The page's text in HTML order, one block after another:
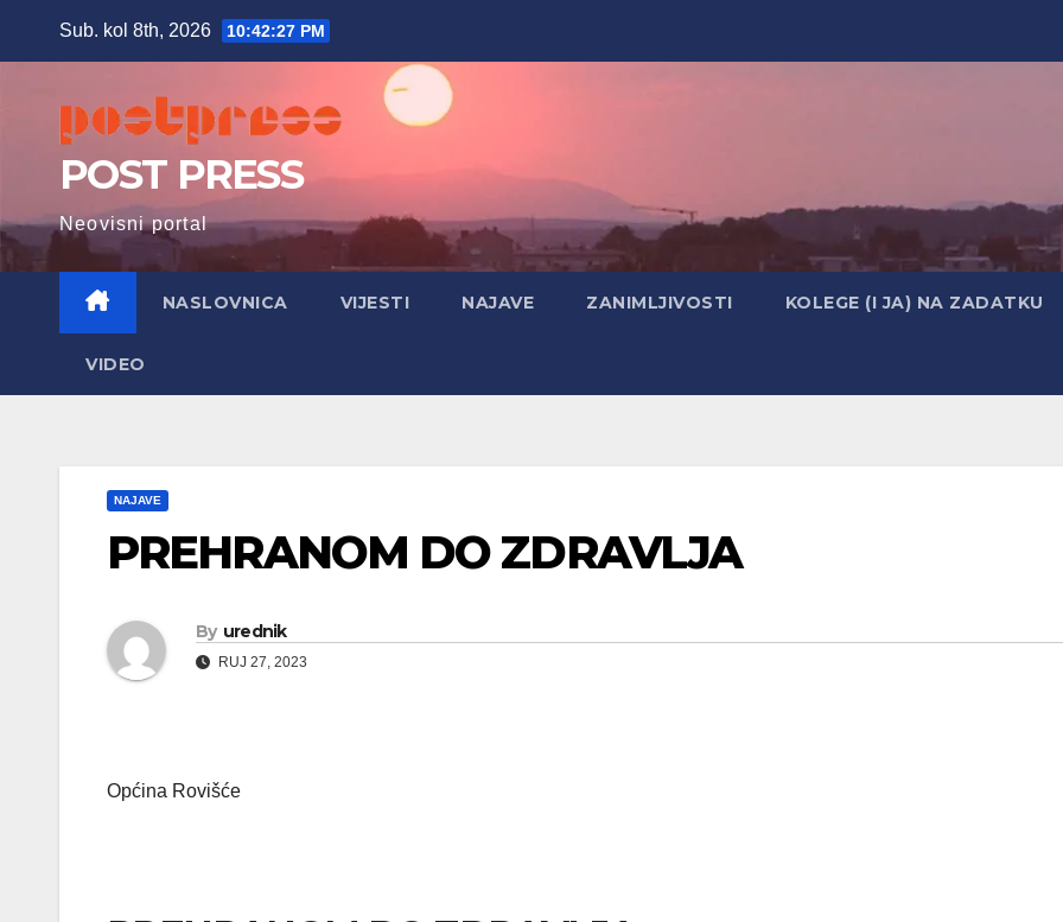
Sub. kol 8th, 2026 10:42:28 PM
POST PRESS
Neovisni portal
NASLOVNICA VIJESTI NAJAVE ZANIMLJIVOSTI KOLEGE (I JA) NA ZADATKU
VIDEO
NAJAVE
PREHRANOM DO ZDRAVLJA
By urednik
RUJ 27, 2023
Općina Rovišće